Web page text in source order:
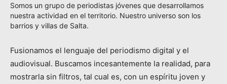
Somos un grupo de periodistas jóvenes que desarrollamos
nuestra actividad en el territorio. Nuestro universo son los
barrios y villas de Salta.
Fusionamos el lenguaje del periodismo digital y el
audiovisual. Buscamos incesantemente la realidad, para
mostrarla sin filtros, tal cual es, con un espíritu joven y